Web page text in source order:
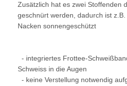
Zusätzlich hat es zwei Stoffenden
geschnürt werden, dadurch ist
Nacken sonnengeschützt
- integriertes Frottee-
Schweiss in die Augen
- keine Verstellung notwendig